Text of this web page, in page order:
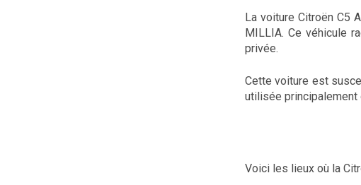
La voiture Citroën C5
MILLIA. Ce véhicule
privée.
Cette voiture est
utilisée principalement
Voici les lieux où la